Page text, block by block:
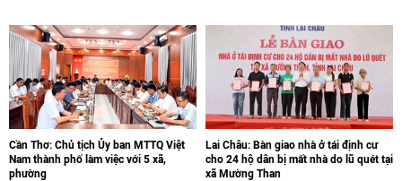
Cần Thơ: Chủ tịch Ủy ban MTTQ Việt
Nam thành phố làm việc với 5 xã,
phường
Lai Châu: Bàn giao nhà ở tái định cư
cho 24 hộ dân bị mất nhà do lũ quét tại
xã Mường Than